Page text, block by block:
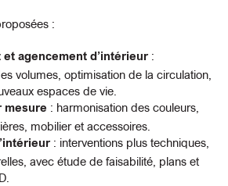
:
agencement d’intérieur:
volumes, optimisation de la circulation,
espaces de vie.
mesure : harmonisation des couleurs,
mobilier et accessoires.
: interventions plus techniques,
avec étude de faisabilité, plans et